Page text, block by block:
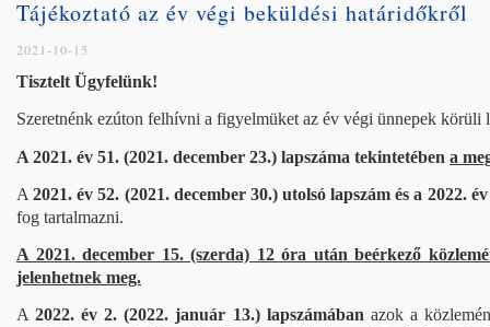
Tájékoztató az év végi beküldési határidőkről
2021-10-15
Tisztelt Ügyfelünk!
Szeretnénk ezúton felhívni a figyelmüket az év végi ünnepek körüli
A 2021. év 51. (2021. december 23.) lapszáma tekintetében a
A2021. év 52. (2021. december 30.) utolsó lapszám és a 2022.
fog tartalmazni.
A 2021. december 15. (szerda) 12 óra után beérkező
jelenhetnek meg.
A2022. év 2. (2022. január 13.) lapszámábanazok a